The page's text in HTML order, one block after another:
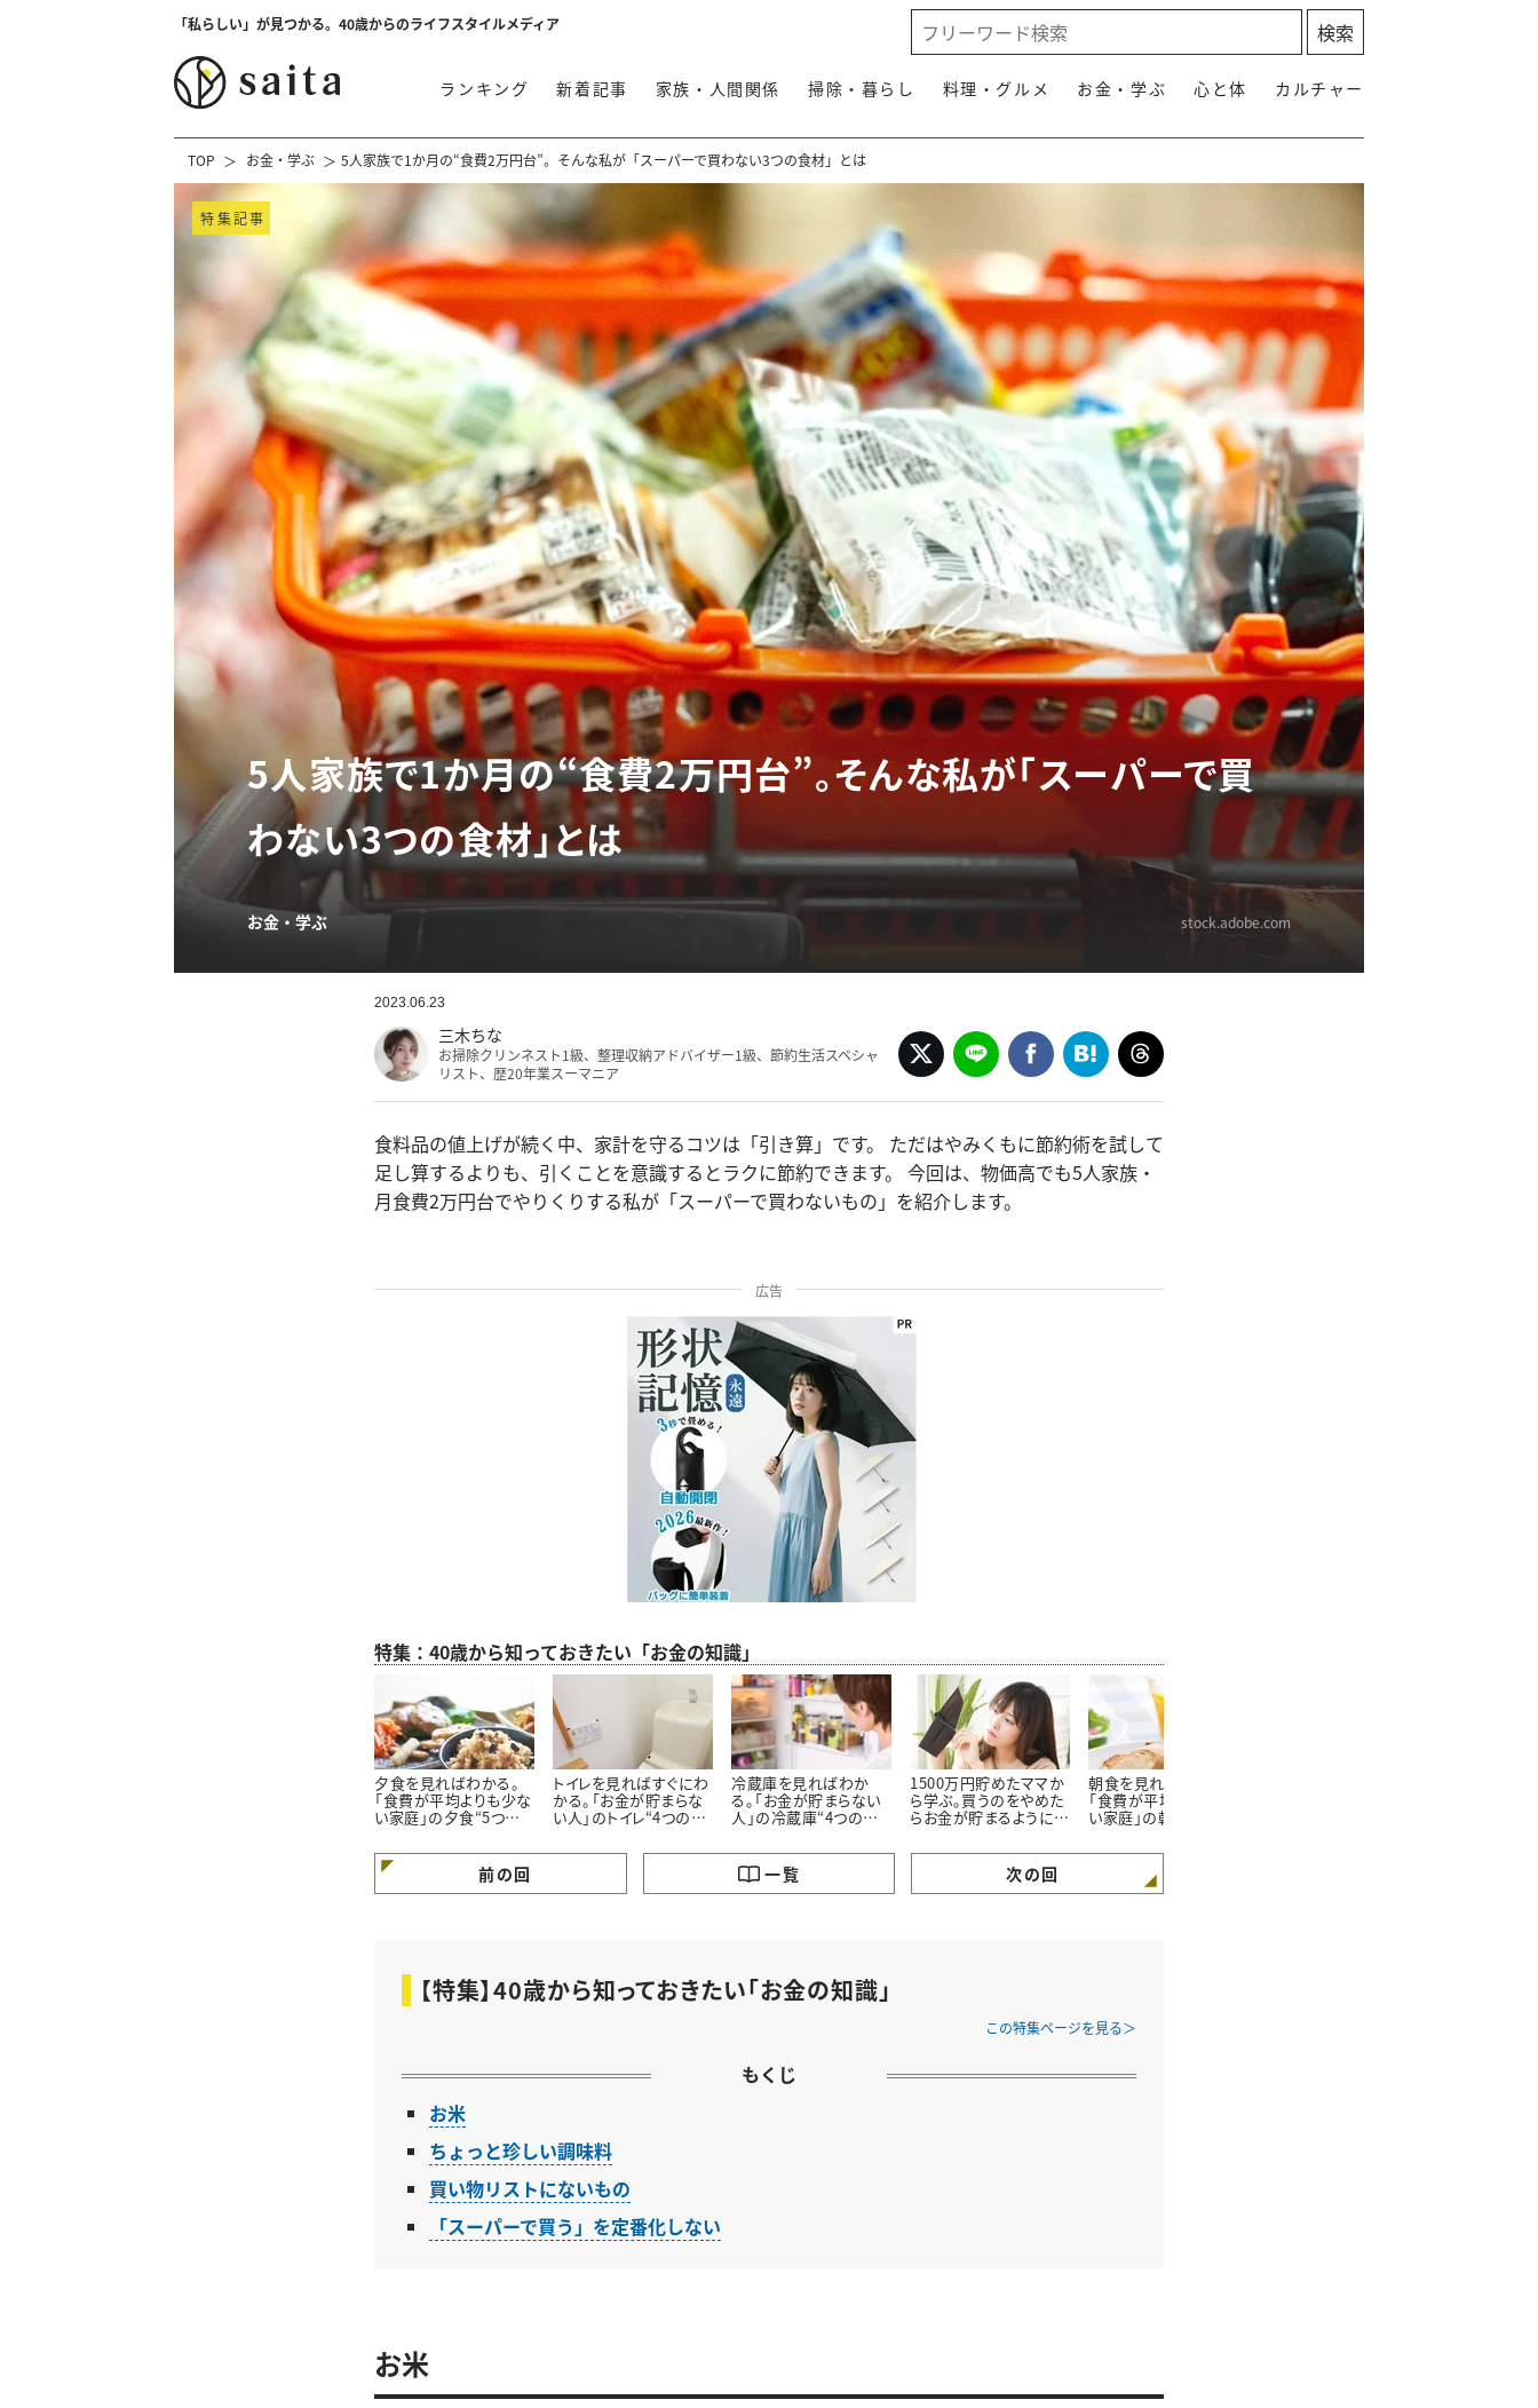
「私らしい」が見つかる。40歳からのライフスタイルメディア
ランキング 新着記事 家族・人間関係 掃除・暮らし 料理・グルメ お金・学ぶ 心と体 カルチャー
TOP お金・学ぶ 5人家族で1か月の“食費2万円台”。そんな私が「スーパーで買わない3つの食材」とは
特集記事
5人家族で1か月の“食費2万円台”。そんな私が「スーパーで買
わない3つの食材」とは
お金・学ぶ stock.adobe.com
2023.06.23
三木ちな
お掃除クリンネスト1級、整理収納アドバイザー1級、節約生活スペシャ
リスト、歴20年業スーマニア
食料品の値上げが続く中、家計を守るコツは「引き算」です。 ただはやみくもに節約術を試して
足し算するよりも、引くことを意識するとラクに節約できます。 今回は、物価高でも5人家族・
月食費2万円台でやりくりする私が「スーパーで買わないもの」を紹介します。
広告
特集：40歳から知っておきたい「お金の知識」
夕食を見ればわかる。
「食費が平均よりも少な
い家庭」の夕食“5つの
トイレを見ればすぐにわ
かる。「お金が貯まらな
い人」のトイレ“4つの特
冷蔵庫を見ればわか
る。「お金が貯まらない
人」の冷蔵庫“4つの特
1500万円貯めたママか
ら学ぶ。買うのをやめた
らお金が貯まるようにな
朝食を見ればわかる。
「食費が平均よりも少な
い家庭」の朝食“4つの
前の回 一覧 次の回
【特集】40歳から知っておきたい「お金の知識」
この特集ページを見る
もくじ
お米
ちょっと珍しい調味料
買い物リストにないもの
「スーパーで買う」を定番化しない
お米